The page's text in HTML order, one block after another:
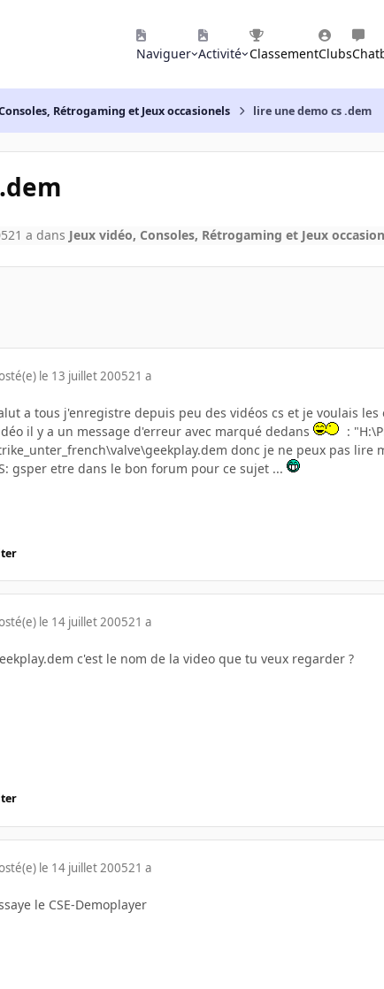
Naviguer Activité ClassementClubs
Rétrogaming et Jeux occasionels lire une demo cs .dem
21 a dans Jeux vidéo, Consoles, Rétrogaming et Jeux
le 13 juillet 200521 a
a tous j'enregistre depuis peu des vidéos cs et je voulais
il y a un message d'erreur avec marqué dedans
:
donc je ne peux pas lire
gsper etre dans le bon forum pour ce sujet ...
le 14 juillet 200521 a
c'est le nom de la video que tu veux regarder ?
le 14 juillet 200521 a
le CSE-Demoplayer